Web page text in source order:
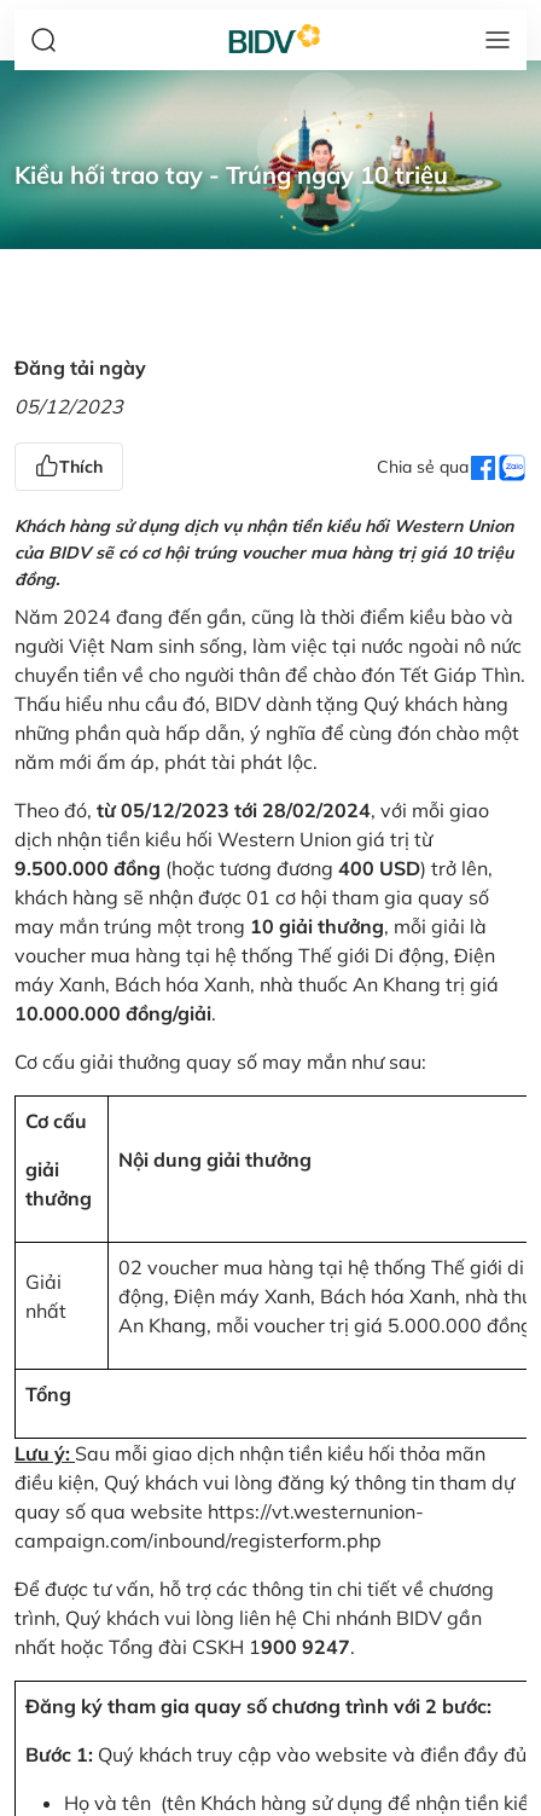
Kiều hối trao tay - Trúng ngay 10 triệu
Đăng tải ngày
05/12/2023
Thích Chia sẻ qua
Khách hàng sử dụng dịch vụ nhận tiền kiều hối Western Union
của BIDV sẽ có cơ hội trúng voucher mua hàng trị giá 10 triệu
đồng.
Năm 2024 đang đến gần, cũng là thời điểm kiều bào và
người Việt Nam sinh sống, làm việc tại nước ngoài nô nức
chuyển tiền về cho người thân để chào đón Tết Giáp Thìn.
Thấu hiểu nhu cầu đó, BIDV dành tặng Quý khách hàng
những phần quà hấp dẫn, ý nghĩa để cùng đón chào một
năm mới ấm áp, phát tài phát lộc.
Theo đó, từ 05/12/2023 tới 28/02/2024, với mỗi giao
dịch nhận tiền kiều hối Western Union giá trị từ
9.500.000 đồng (hoặc tương đương 400 USD) trở lên,
khách hàng sẽ nhận được 01 cơ hội tham gia quay số
may mắn trúng một trong 10 giải thưởng, mỗi giải là
voucher mua hàng tại hệ thống Thế giới Di động, Điện
máy Xanh, Bách hóa Xanh, nhà thuốc An Khang trị giá
10.000.000 đồng/giải.
Cơ cấu giải thưởng quay số may mắn như sau:
Cơ cấu
giải
thưởng
Nội dung giải thưởng
Giải
nhất
02 voucher mua hàng tại hệ thống Thế giới di
động, Điện máy Xanh, Bách hóa Xanh, nhà
An Khang, mỗi voucher trị giá 5.000.000 đồng
Tổng
Lưu ý: Sau mỗi giao dịch nhận tiền kiều hối thỏa mãn
điều kiện, Quý khách vui lòng đăng ký thông tin tham dự
quay số qua website https://vt.westernunion-
campaign.com/inbound/registerform.php
Để được tư vấn, hỗ trợ các thông tin chi tiết về chương
trình, Quý khách vui lòng liên hệ Chi nhánh BIDV gần
nhất hoặc Tổng đài CSKH 1900 9247.
Đăng ký tham gia quay số chương trình với 2 bước:
Bước 1: Quý khách truy cập vào website và điền đầy đủ
Họ và tên (tên Khách hàng sử dụng để nhận tiền